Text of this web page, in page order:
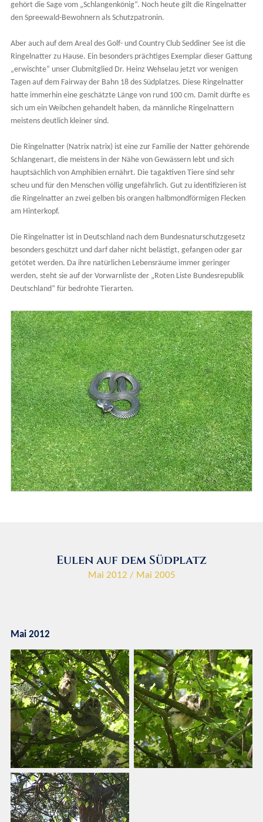
gehört die Sage vom „Schlangenkönig“. Noch heute gilt die Ringelnatter
den Spreewald-Bewohnern als Schutzpatronin.
Aber auch auf dem Areal des Golf- und Country Club Seddiner See ist die
Ringelnatter zu Hause. Ein besonders prächtiges Exemplar dieser Gattung
„erwischte“ unser Clubmitglied Dr. Heinz Wehselau jetzt vor wenigen
Tagen auf dem Fairway der Bahn 18 des Südplatzes. Diese Ringelnatter
hatte immerhin eine geschätzte Länge von rund 100 cm. Damit dürfte es
sich um ein Weibchen gehandelt haben, da männliche Ringelnattern
meistens deutlich kleiner sind.
Die Ringelnatter (Natrix natrix) ist eine zur Familie der Natter gehörende
Schlangenart, die meistens in der Nähe von Gewässern lebt und sich
hauptsächlich von Amphibien ernährt. Die tagaktiven Tiere sind sehr
scheu und für den Menschen völlig ungefährlich. Gut zu identifizieren ist
die Ringelnatter an zwei gelben bis orangen halbmondförmigen Flecken
am Hinterkopf.
Die Ringelnatter ist in Deutschland nach dem Bundesnaturschutzgesetz
besonders geschützt und darf daher nicht belästigt, gefangen oder gar
getötet werden. Da ihre natürlichen Lebensräume immer geringer
werden, steht sie auf der Vorwarnliste der „Roten Liste Bundesrepublik
Deutschland“ für bedrohte Tierarten.
Eulen auf dem Südplatz
Mai 2012 / Mai 2005
Mai 2012